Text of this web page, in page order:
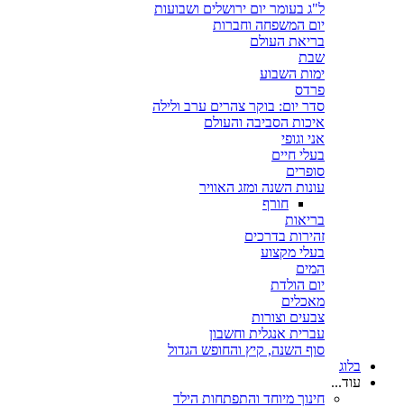
ל"ג בעומר יום ירושלים ושבועות
יום המשפחה וחברות
בריאת העולם
שבת
ימות השבוע
פרדס
סדר יום: בוקר צהרים ערב ולילה
איכות הסביבה והעולם
אני וגופי
בעלי חיים
סופרים
עונות השנה ומזג האוויר
חורף
בריאות
זהירות בדרכים
בעלי מקצוע
המים
יום הולדת
מאכלים
צבעים וצורות
עברית אנגלית וחשבון
סוף השנה, קיץ והחופש הגדול
בלוג
עוד...
חינוך מיוחד והתפתחות הילד